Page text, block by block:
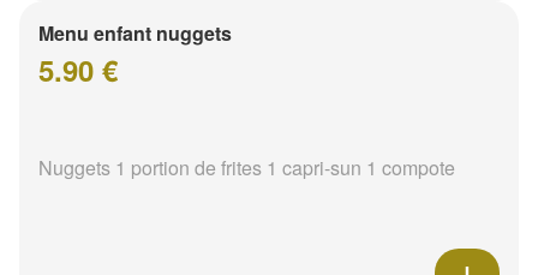
Menu enfant nuggets
5.90 €
Nuggets 1 portion de frites 1 capri-sun 1 compote